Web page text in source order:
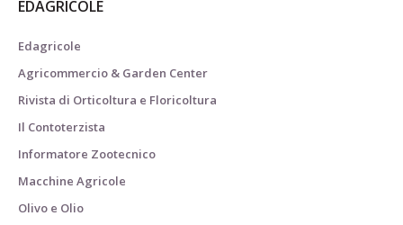
EDAGRICOLE
Edagricole
Agricommercio & Garden Center
Rivista di Orticoltura e Floricoltura
Il Contoterzista
Informatore Zootecnico
Macchine Agricole
Olivo e Olio